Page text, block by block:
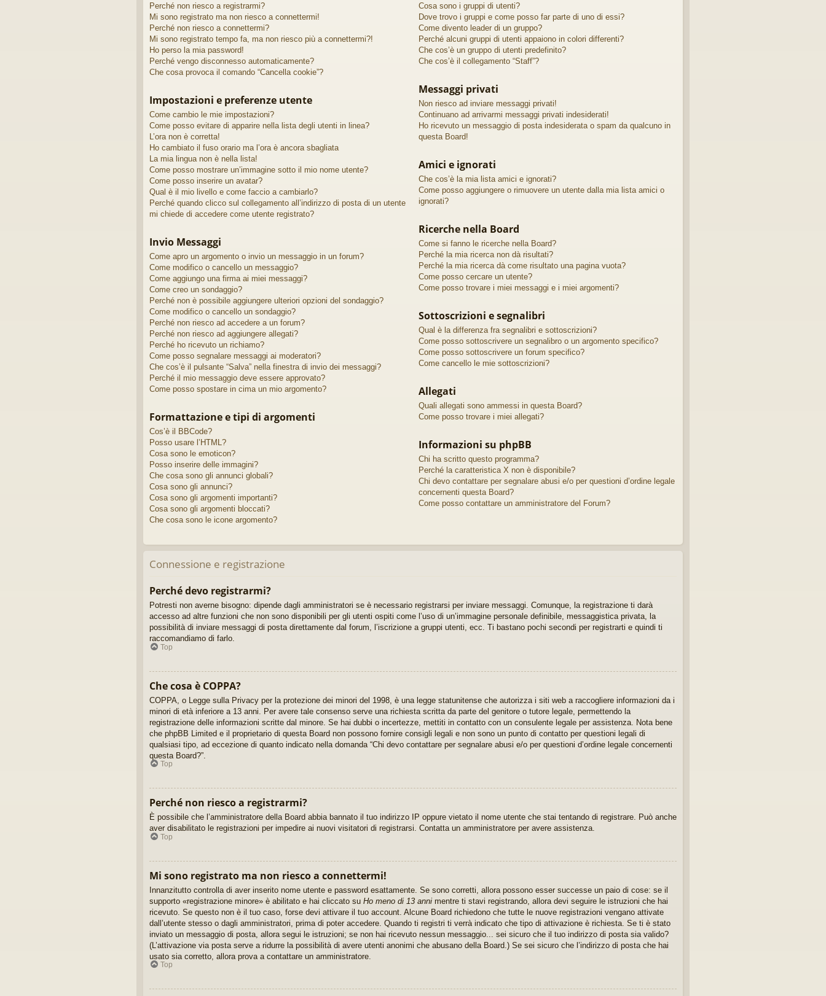
ap
idi
Perché non riesco a registrarmi?
Mi sono registrato ma non riesco a connettermi!
Perché non riesco a connettermi?
Mi sono registrato tempo fa, ma non riesco più a connettermi?!
Ho perso la mia password!
Perché vengo disconnesso automaticamente?
Che cosa provoca il comando “Cancella cookie”?
Impostazioni e preferenze utente
Come cambio le mie impostazioni?
Come posso evitare di apparire nella lista degli utenti in linea?
L’ora non è corretta!
Ho cambiato il fuso orario ma l’ora è ancora sbagliata
La mia lingua non è nella lista!
Come posso mostrare un’immagine sotto il mio nome utente?
Come posso inserire un avatar?
Qual è il mio livello e come faccio a cambiarlo?
Perché quando clicco sul collegamento all’indirizzo di posta di un utente
mi chiede di accedere come utente registrato?
Invio Messaggi
Come apro un argomento o invio un messaggio in un forum?
Come modifico o cancello un messaggio?
Come aggiungo una firma ai miei messaggi?
Come creo un sondaggio?
Perché non è possibile aggiungere ulteriori opzioni del sondaggio?
Come modifico o cancello un sondaggio?
Perché non riesco ad accedere a un forum?
Perché non riesco ad aggiungere allegati?
Perché ho ricevuto un richiamo?
Come posso segnalare messaggi ai moderatori?
Che cos’è il pulsante “Salva” nella finestra di invio dei messaggi?
Perché il mio messaggio deve essere approvato?
Come posso spostare in cima un mio argomento?
Formattazione e tipi di argomenti
Cos’è il BBCode?
Posso usare l’HTML?
Cosa sono le emoticon?
Posso inserire delle immagini?
Che cosa sono gli annunci globali?
Cosa sono gli annunci?
Cosa sono gli argomenti importanti?
Cosa sono gli argomenti bloccati?
Che cosa sono le icone argomento?
Cosa sono i gruppi di utenti?
Dove trovo i gruppi e come posso far parte di uno di essi?
Come divento leader di un gruppo?
Perché alcuni gruppi di utenti appaiono in colori differenti?
Che cos’è un gruppo di utenti predefinito?
Che cos’è il collegamento “Staff”?
Messaggi privati
Non riesco ad inviare messaggi privati!
Continuano ad arrivarmi messaggi privati indesiderati!
Ho ricevuto un messaggio di posta indesiderata o spam da qualcuno in
questa Board!
Amici e ignorati
Che cos’è la mia lista amici e ignorati?
Come posso aggiungere o rimuovere un utente dalla mia lista amici o
ignorati?
Ricerche nella Board
Come si fanno le ricerche nella Board?
Perché la mia ricerca non dà risultati?
Perché la mia ricerca dà come risultato una pagina vuota?
Come posso cercare un utente?
Come posso trovare i miei messaggi e i miei argomenti?
Sottoscrizioni e segnalibri
Qual è la differenza fra segnalibri e sottoscrizioni?
Come posso sottoscrivere un segnalibro o un argomento specifico?
Come posso sottoscrivere un forum specifico?
Come cancello le mie sottoscrizioni?
Allegati
Quali allegati sono ammessi in questa Board?
Come posso trovare i miei allegati?
Informazioni su phpBB
Chi ha scritto questo programma?
Perché la caratteristica X non è disponibile?
Chi devo contattare per segnalare abusi e/o per questioni d’ordine legale
concernenti questa Board?
Come posso contattare un amministratore del Forum?
Connessione e registrazione
Perché devo registrarmi?
Potresti non averne bisogno: dipende dagli amministratori se è necessario registrarsi per inviare messaggi. Comunque, la registrazione ti darà
accesso ad altre funzioni che non sono disponibili per gli utenti ospiti come l’uso di un’immagine personale definibile, messaggistica privata, la
possibilità di inviare messaggi di posta direttamente dal forum, l’iscrizione a gruppi utenti, ecc. Ti bastano pochi secondi per registrarti e quindi ti
raccomandiamo di farlo.
Top
Che cosa è COPPA?
COPPA, o Legge sulla Privacy per la protezione dei minori del 1998, è una legge statunitense che autorizza i siti web a raccogliere informazioni da i
minori di età inferiore a 13 anni. Per avere tale consenso serve una richiesta scritta da parte del genitore o tutore legale, permettendo la
registrazione delle informazioni scritte dal minore. Se hai dubbi o incertezze, mettiti in contatto con un consulente legale per assistenza. Nota bene
che phpBB Limited e il proprietario di questa Board non possono fornire consigli legali e non sono un punto di contatto per questioni legali di
qualsiasi tipo, ad eccezione di quanto indicato nella domanda “Chi devo contattare per segnalare abusi e/o per questioni d’ordine legale concernenti
questa Board?”.
Top
Perché non riesco a registrarmi?
È possibile che l’amministratore della Board abbia bannato il tuo indirizzo IP oppure vietato il nome utente che stai tentando di registrare. Può anche
aver disabilitato le registrazioni per impedire ai nuovi visitatori di registrarsi. Contatta un amministratore per avere assistenza.
Top
Mi sono registrato ma non riesco a connettermi!
Innanzitutto controlla di aver inserito nome utente e password esattamente. Se sono corretti, allora possono esser successe un paio di cose: se il
supporto «registrazione minore» è abilitato e hai cliccato su Ho meno di 13 anni mentre ti stavi registrando, allora devi seguire le istruzioni che hai
ricevuto. Se questo non è il tuo caso, forse devi attivare il tuo account. Alcune Board richiedono che tutte le nuove registrazioni vengano attivate
dall’utente stesso o dagli amministratori, prima di poter accedere. Quando ti registri ti verrà indicato che tipo di attivazione è richiesta. Se ti è stato
inviato un messaggio di posta, allora segui le istruzioni; se non hai ricevuto nessun messaggio... sei sicuro che il tuo indirizzo di posta sia valido?
(L’attivazione via posta serve a ridurre la possibilità di avere utenti anonimi che abusano della Board.) Se sei sicuro che l’indirizzo di posta che hai
usato sia corretto, allora prova a contattare un amministratore.
Top